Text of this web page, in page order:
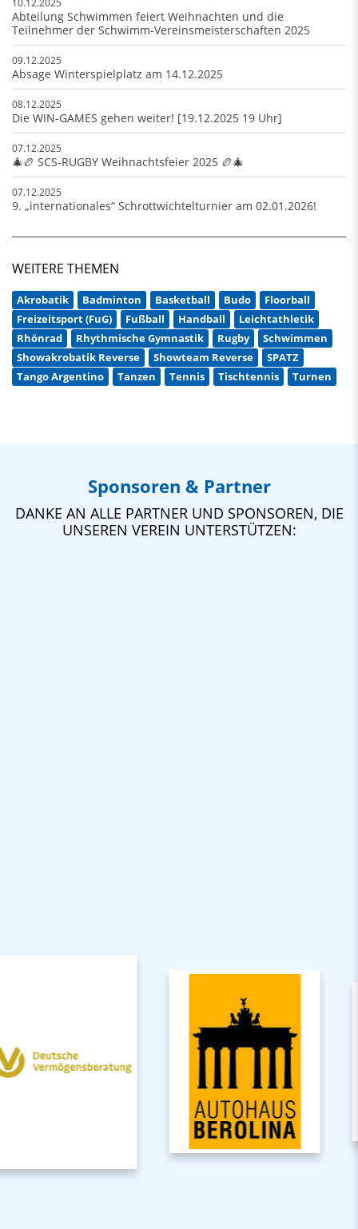
10.12.2025
Abteilung Schwimmen feiert Weihnachten und die
Teilnehmer der Schwimm-Vereinsmeisterschaften 2025
09.12.2025
Absage Winterspielplatz am 14.12.2025
08.12.2025
Die WIN-GAMES gehen weiter! [19.12.2025 19 Uhr]
07.12.2025
🎄🏉 SCS-RUGBY Weihnachtsfeier 2025 🏉🎄
07.12.2025
9. „internationales“ Schrottwichtelturnier am 02.01.2026!
WEITERE THEMEN
Akrobatik Badminton Basketball Budo
Floorball
Freizeitsport (FuG)
Fußball Handball
Leichtathletik
Rhönrad
Rhythmische Gymnastik Rugby
Schwimmen
Showakrobatik Reverse
Showteam Reverse
SPATZ
Tango Argentino
Tanzen Tennis Tischtennis Turnen
Sponsoren & Partner
DANKE AN ALLE PARTNER UND SPONSOREN, DIE
UNSEREN VEREIN UNTERSTÜTZEN: